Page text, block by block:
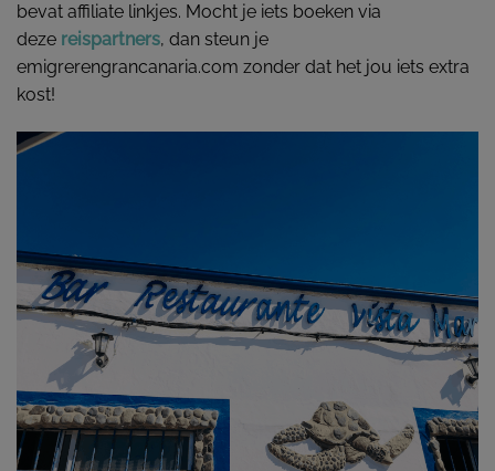
bevat affiliate linkjes. Mocht je iets boeken via
deze reispartners, dan steun je
emigrerengrancanaria.com zonder dat het jou iets extra
kost!